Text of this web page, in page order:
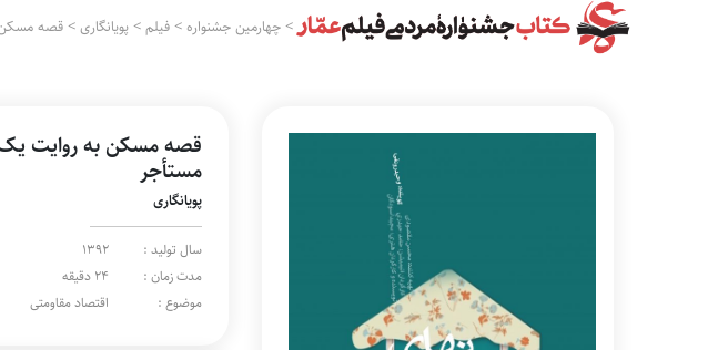
>چهارمین جشنواره >فیلم >پویانگاری >قصه مسکن
قصه مسکن به روایت
مستأجر
پویانگاری
سال تولید :
1392
مدت زمان :
24 دقیقه
موضوع :
اقتصاد مقاومتی